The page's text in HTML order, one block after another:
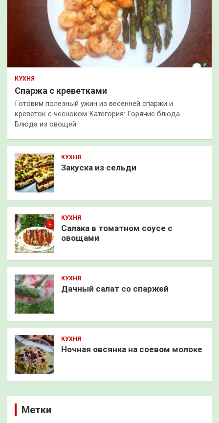
КУХНЯ
Спаржа с креветками
Готовим полезный ужин из весенней спаржи и
креветок с чесноком Категория: Горячие блюда
Блюда из овощей
КУХНЯ
Закуска из сельди
КУХНЯ
Салака в томатном соусе с
овощами
КУХНЯ
Дачный салат со спаржей
КУХНЯ
Ночная овсянка на соевом молоке
Метки